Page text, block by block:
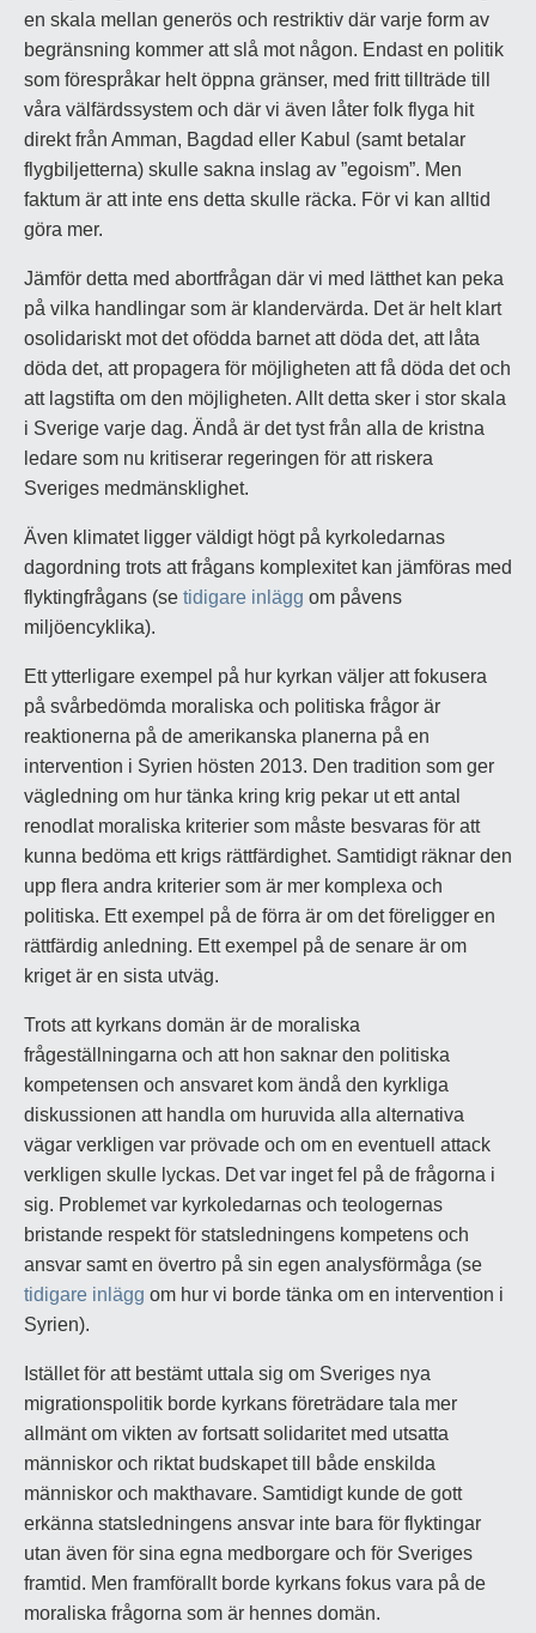
en skala mellan generös och restriktiv där varje form av
begränsning kommer att slå mot någon. Endast en politik
som förespråkar helt öppna gränser, med fritt tillträde till
våra välfärdssystem och där vi även låter folk flyga hit
direkt från Amman, Bagdad eller Kabul (samt betalar
flygbiljetterna) skulle sakna inslag av ”egoism”. Men
faktum är att inte ens detta skulle räcka. För vi kan alltid
göra mer.
Jämför detta med abortfrågan där vi med lätthet kan peka
på vilka handlingar som är klandervärda. Det är helt klart
osolidariskt mot det ofödda barnet att döda det, att låta
döda det, att propagera för möjligheten att få döda det och
att lagstifta om den möjligheten. Allt detta sker i stor skala
i Sverige varje dag. Ändå är det tyst från alla de kristna
ledare som nu kritiserar regeringen för att riskera
Sveriges medmänsklighet.
Även klimatet ligger väldigt högt på kyrkoledarnas
dagordning trots att frågans komplexitet kan jämföras med
flyktingfrågans (se tidigare inlägg om påvens
miljöencyklika).
Ett ytterligare exempel på hur kyrkan väljer att fokusera
på svårbedömda moraliska och politiska frågor är
reaktionerna på de amerikanska planerna på en
intervention i Syrien hösten 2013. Den tradition som ger
vägledning om hur tänka kring krig pekar ut ett antal
renodlat moraliska kriterier som måste besvaras för att
kunna bedöma ett krigs rättfärdighet. Samtidigt räknar den
upp flera andra kriterier som är mer komplexa och
politiska. Ett exempel på de förra är om det föreligger en
rättfärdig anledning. Ett exempel på de senare är om
kriget är en sista utväg.
Trots att kyrkans domän är de moraliska
frågeställningarna och att hon saknar den politiska
kompetensen och ansvaret kom ändå den kyrkliga
diskussionen att handla om huruvida alla alternativa
vägar verkligen var prövade och om en eventuell attack
verkligen skulle lyckas. Det var inget fel på de frågorna i
sig. Problemet var kyrkoledarnas och teologernas
bristande respekt för statsledningens kompetens och
ansvar samt en övertro på sin egen analysförmåga (se
tidigare inlägg om hur vi borde tänka om en intervention i
Syrien).
Istället för att bestämt uttala sig om Sveriges nya
migrationspolitik borde kyrkans företrädare tala mer
allmänt om vikten av fortsatt solidaritet med utsatta
människor och riktat budskapet till både enskilda
människor och makthavare. Samtidigt kunde de gott
erkänna statsledningens ansvar inte bara för flyktingar
utan även för sina egna medborgare och för Sveriges
framtid. Men framförallt borde kyrkans fokus vara på de
moraliska frågorna som är hennes domän.